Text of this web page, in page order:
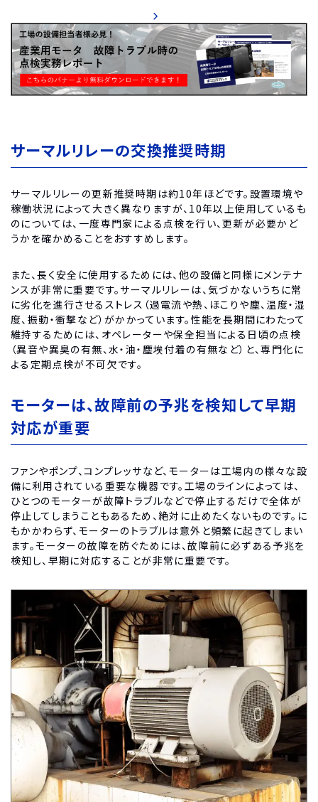
サーマルリレーの交換推奨時期
サーマルリレーの更新推奨時期は約10年ほどです。設置環境や
稼働状況によって大きく異なりますが、10年以上使用しているも
のについては、一度専門家による点検を行い、更新が必要かど
うかを確かめることをおすすめします。
また、長く安全に使用するためには、他の設備と同様にメンテナ
ンスが非常に重要です。サーマルリレーは、気づかないうちに常
に劣化を進行させるストレス（過電流や熱、ほこりや塵、温度・湿
度、振動・衝撃など）がかかっています。性能を長期間にわたって
維持するためには、オペレーターや保全担当による日頃の点検
（異音や異臭の有無、水・油・塵埃付着の有無など）と、専門化に
よる定期点検が不可欠です。
モーターは、故障前の予兆を検知して早期
対応が重要
ファンやポンプ、コンプレッサなど、モーターは工場内の様々な設
備に利用されている重要な機器です。工場のラインによっては、
ひとつのモーターが故障トラブルなどで停止するだけで全体が
停止してしまうこともあるため、絶対に止めたくないものです。に
もかかわらず、モーターのトラブルは意外と頻繁に起きてしまい
ます。モーターの故障を防ぐためには、故障前に必ずある予兆を
検知し、早期に対応することが非常に重要です。